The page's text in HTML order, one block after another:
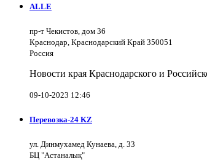
ALLE
пр-т Чекистов, дом 36
Краснодар, Краснодарский Край 350051
Россия
Новости края Краснодарского и
09-10-2023 12:46
Перевозка-24 KZ
ул. Динмухамед Кунаева, д. 33
БЦ "Астаналық"